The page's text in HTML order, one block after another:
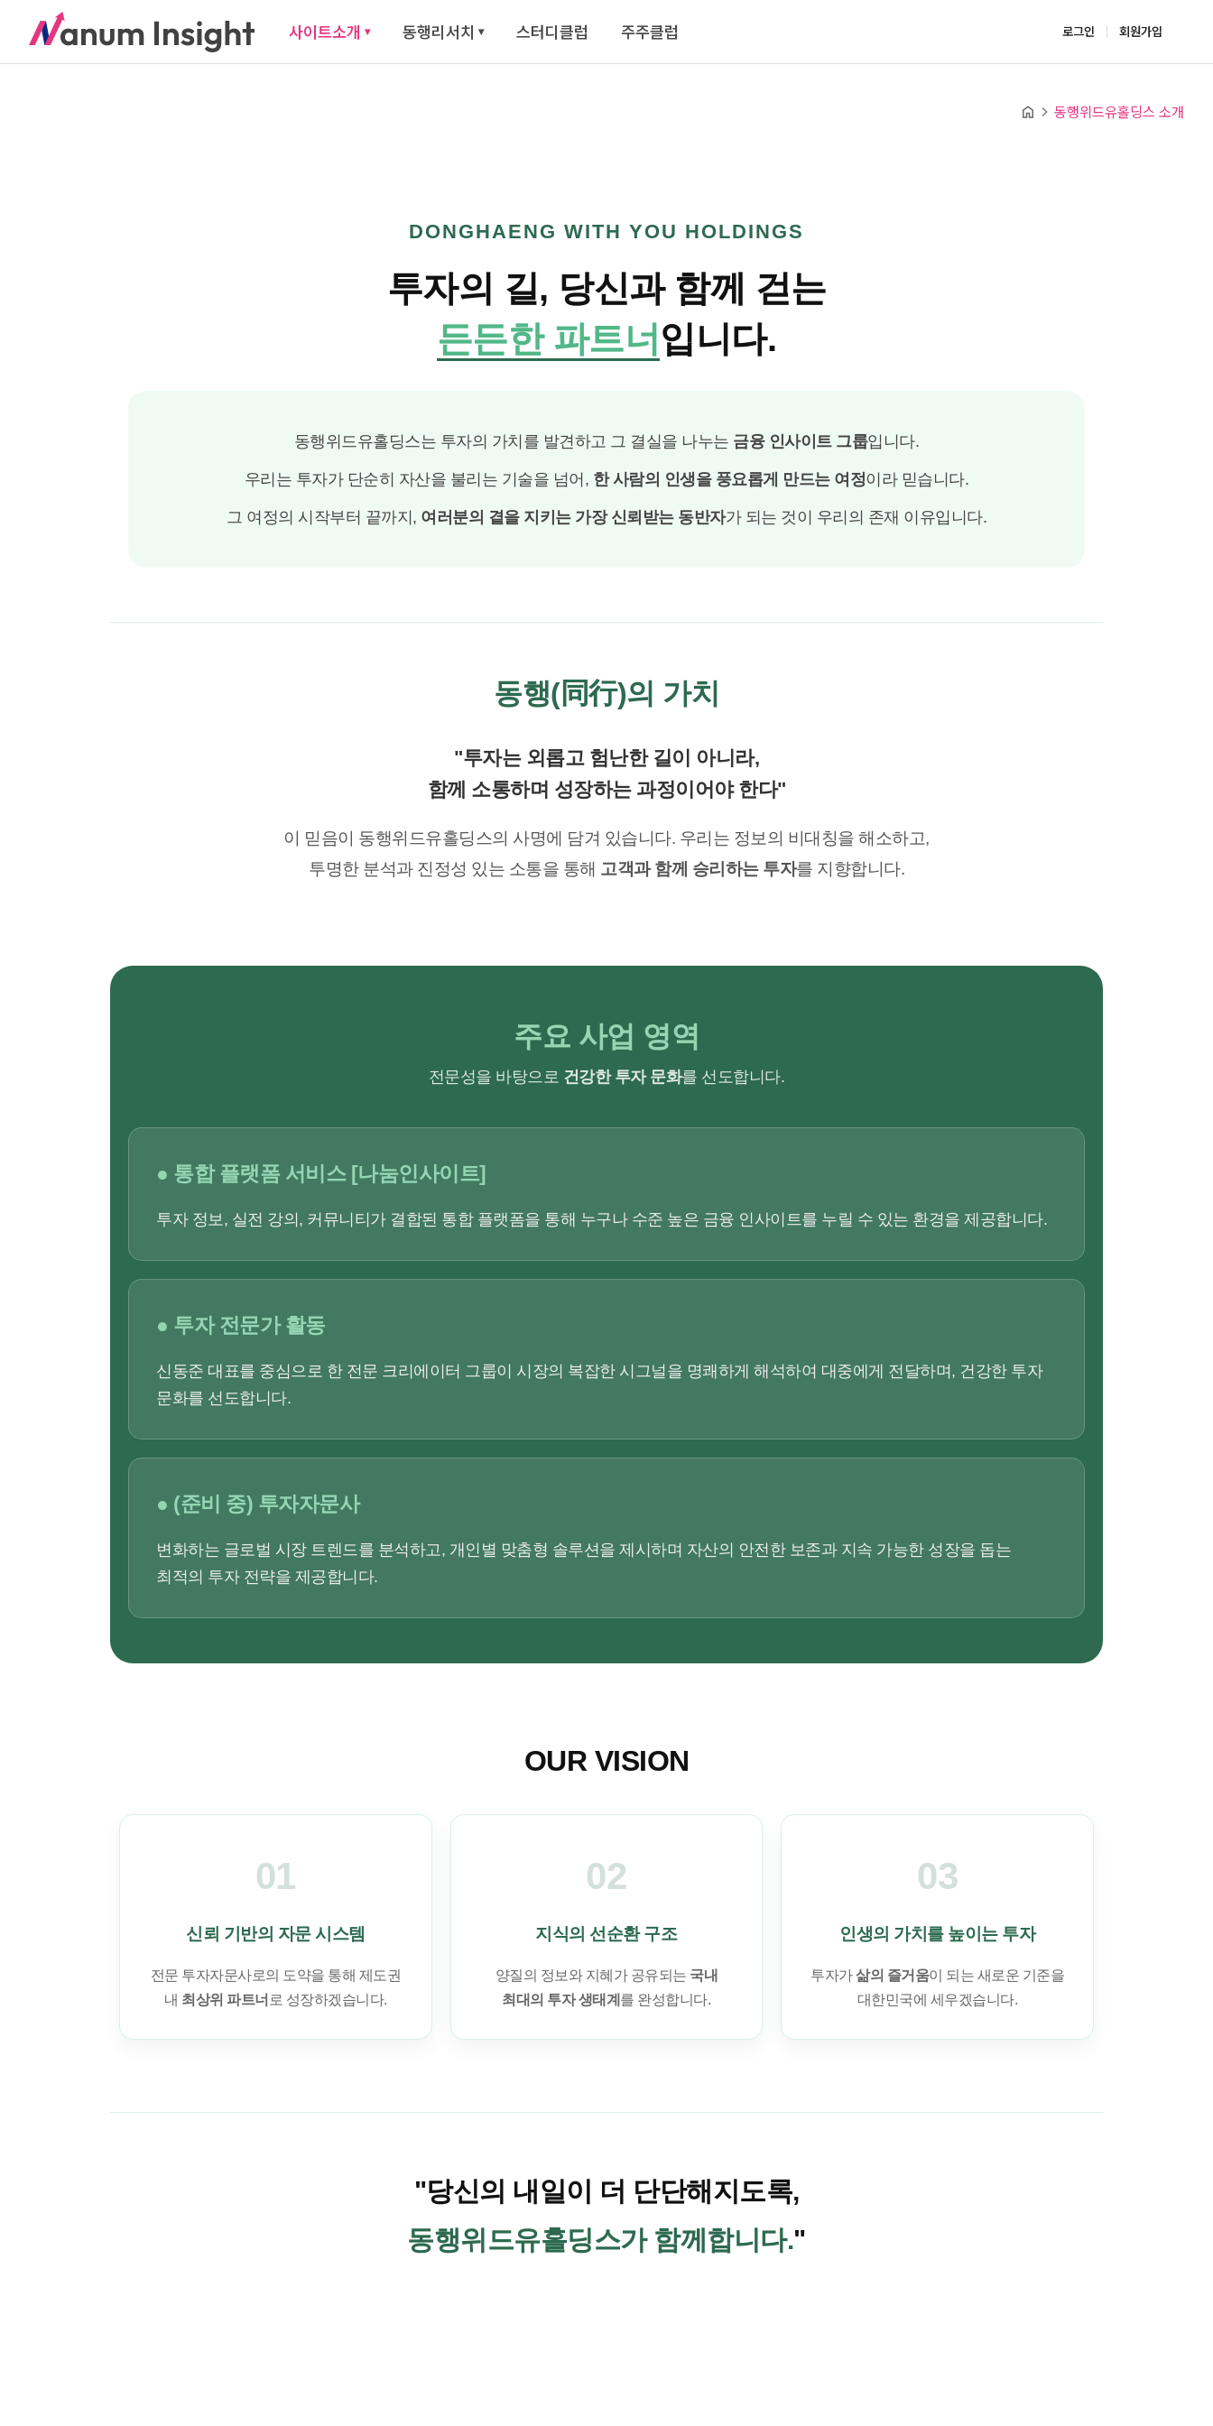
사이트소개 ▾ 동행리서치 ▾ 스터디클럽 주주클럽 로그인 회원가입
home navigate_next 동행위드유홀딩스 소개
DONGHAENG WITH YOU HOLDINGS
투자의 길, 당신과 함께 걷는
든든한 파트너입니다.
동행위드유홀딩스는 투자의 가치를 발견하고 그 결실을 나누는 금융 인사이트 그룹입니다.
우리는 투자가 단순히 자산을 불리는 기술을 넘어, 한 사람의 인생을 풍요롭게 만드는 여정이라 믿습니다.
그 여정의 시작부터 끝까지, 여러분의 곁을 지키는 가장 신뢰받는 동반자가 되는 것이 우리의 존재 이유입니다.
동행(同行)의 가치
"투자는 외롭고 험난한 길이 아니라,
함께 소통하며 성장하는 과정이어야 한다"
이 믿음이 동행위드유홀딩스의 사명에 담겨 있습니다. 우리는 정보의 비대칭을 해소하고,
투명한 분석과 진정성 있는 소통을 통해 고객과 함께 승리하는 투자를 지향합니다.
주요 사업 영역
전문성을 바탕으로 건강한 투자 문화를 선도합니다.
● 통합 플랫폼 서비스 [나눔인사이트]
투자 정보, 실전 강의, 커뮤니티가 결합된 통합 플랫폼을 통해 누구나 수준 높은 금융 인사이트를 누릴 수 있는 환경을 제공합니다.
● 투자 전문가 활동
신동준 대표를 중심으로 한 전문 크리에이터 그룹이 시장의 복잡한 시그널을 명쾌하게 해석하여 대중에게 전달하며, 건강한 투자
문화를 선도합니다.
● (준비 중) 투자자문사
변화하는 글로벌 시장 트렌드를 분석하고, 개인별 맞춤형 솔루션을 제시하며 자산의 안전한 보존과 지속 가능한 성장을 돕는
최적의 투자 전략을 제공합니다.
OUR VISION
01
신뢰 기반의 자문 시스템
전문 투자자문사로의 도약을 통해 제도권
내 최상위 파트너 로 성장하겠습니다.
02
지식의 선순환 구조
양질의 정보와 지혜가 공유되는 국내
최대의 투자 생태계 를 완성합니다.
03
인생의 가치를 높이는 투자
투자가삶의 즐거움이 되는 새로운 기준을
대한민국에 세우겠습니다.
"당신의 내일이 더 단단해지도록,
동행위드유홀딩스가 함께합니다."